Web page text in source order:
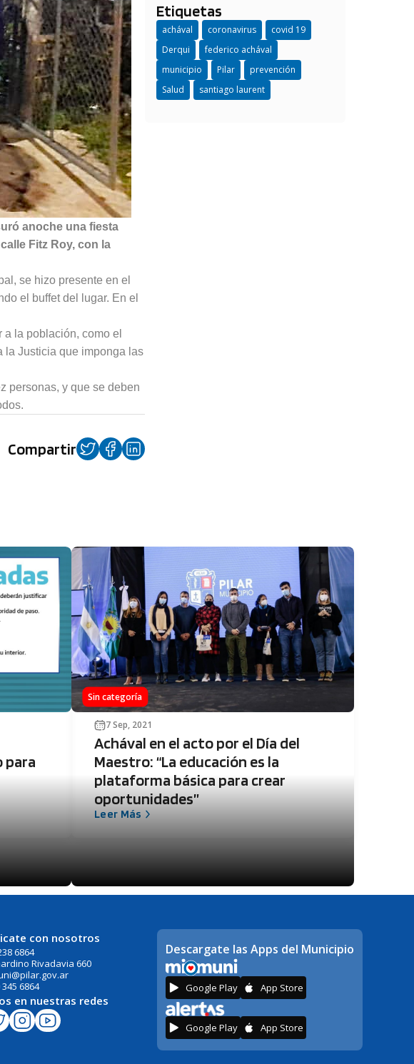
anoche una fiesta
Fitz Roy, con la
se hizo presente en el
el buffet del lugar. En el
la población, como el
la Justicia que imponga las
personas, y que se deben
Compartir
Etiquetas
achával coronavirus
covid 19
Derqui
federico achával
municipio
Pilar
prevención
Salud
santiago laurent
para
Sin categoría
7 Sep, 2021
Achával en el acto por el Día del
Maestro: “La educación es la
plataforma básica para crear
oportunidades”
Leer Más
con nosotros
6864
Rivadavia 660
6864
en nuestras redes
Descargate las Apps del Municipio
Google Play App Store
Google Play App Store